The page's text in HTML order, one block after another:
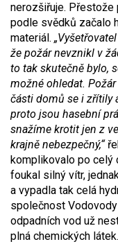
nerozšiřuje. Přestože
podle svědků začalo
materiál.
že požár nevznikl v
to tak skutečně bylo,
možné ohledat.
části domů se i zřítily
proto jsou hasební
snažíme krotit jen z
krajně nebezpečný,“
komplikovalo po celý
foukal silný vítr,
a vypadla tak celá
společnost
odpadních vod už
plná chemických